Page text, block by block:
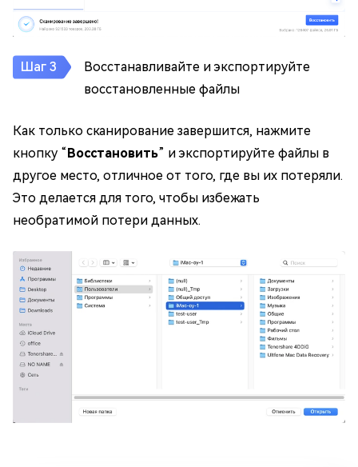
Восстанавливайте и экспортируйте
восстановленные файлы
Как только сканирование завершится, нажмите
кнопку “ Восстановить” и экспортируйте файлы в
другое место, отличное от того, где вы их потеряли.
Это делается для того, чтобы избежать
необратимой потери данных.